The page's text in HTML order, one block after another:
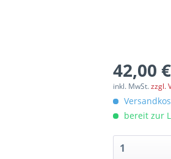
42,00
inkl. MwSt.zzgl.
bereit zur